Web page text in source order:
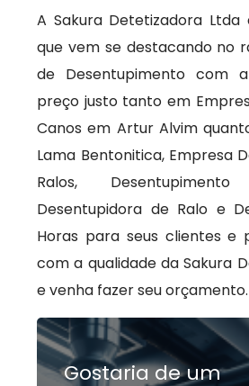
A Sakura Detetizadora
que vem se destacando no
de Desentupimento com
preço justo tanto em
Canos em Artur Alvim
Lama Bentonitica, Empresa
Ralos,
Desentupidora de Ralo e
Horas para seus clientes e
com a qualidade da Sakura
e venha fazer seu orçamento.
Gostaria de um